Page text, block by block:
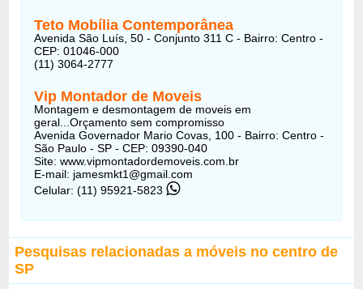
Teto Mobília Contemporânea
Avenida São Luís, 50 - Conjunto 311 C - Bairro: Centro -
CEP: 01046-000
(11) 3064-2777
Vip Montador de Moveis
Montagem e desmontagem de moveis em
geral...Orçamento sem compromisso
Avenida Governador Mario Covas, 100 - Bairro: Centro -
São Paulo - SP - CEP: 09390-040
Site: www.vipmontadordemoveis.com.br
E-mail: jamesmkt1@gmail.com
Celular: (11) 95921-5823
Pesquisas relacionadas a móveis no centro de
SP